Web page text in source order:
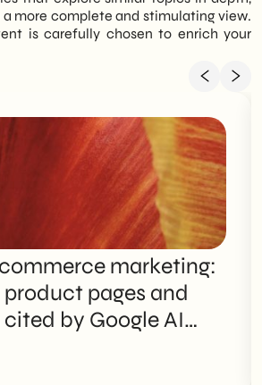
more complete and stimulating view.
is carefully chosen to enrich your
marketing:
pages and
by Google AI